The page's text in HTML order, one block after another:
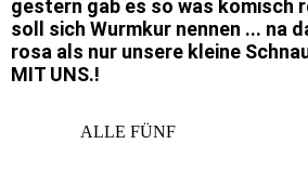
gestern gab es so was komisch
soll sich Wurmkur nennen ... na
rosa als nur unsere kleine
MIT UNS.!
ALLE FÜNF